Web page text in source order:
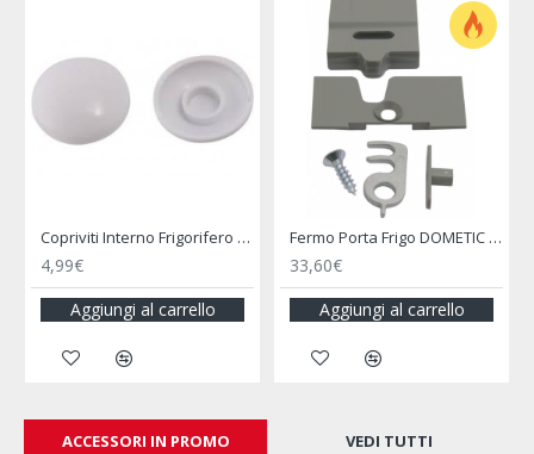
Copriviti Interno Frigorifero - THETFORD
4,99€
Aggiungi al carrello
Fermo Porta Frigo DOMETIC RM7651 / 7655
33,60€
Aggiungi al carrello
ACCESSORI IN PROMO VEDI TUTTI